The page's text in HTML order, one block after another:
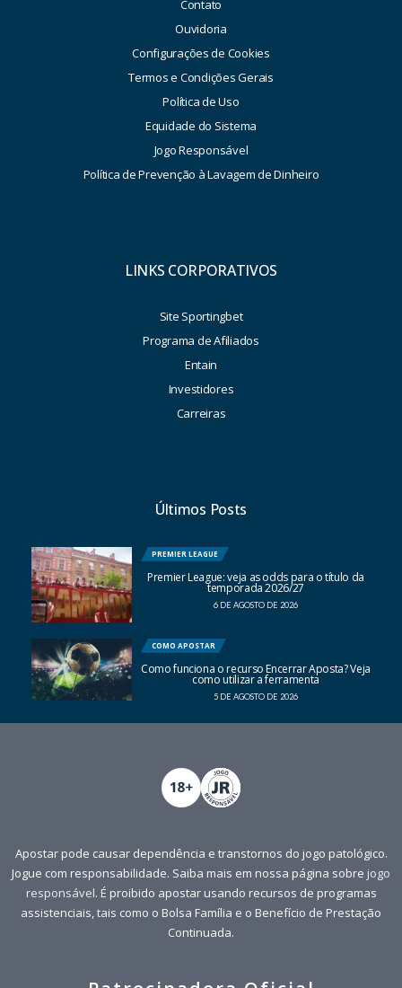
Contato
Ouvidoria
Configurações de Cookies
Termos e Condições Gerais
Política de Uso
Equidade do Sistema
Jogo Responsável
Política de Prevenção à Lavagem de Dinheiro
LINKS CORPORATIVOS
Site Sportingbet
Programa de Afiliados
Entain
Investidores
Carreiras
Últimos Posts
PREMIER LEAGUE
Premier League: veja as odds para o título da
temporada 2026/27
6 DE AGOSTO DE 2026
COMO APOSTAR
Como funciona o recurso Encerrar Aposta? Veja
como utilizar a ferramenta
5 DE AGOSTO DE 2026
Apostar pode causar dependência e transtornos do jogo patológico.
Jogue com responsabilidade. Saiba mais em nossa página sobre jogo
responsável. É proibido apostar usando recursos de programas
assistenciais, tais como o Bolsa Família e o Benefício de Prestação
Continuada.